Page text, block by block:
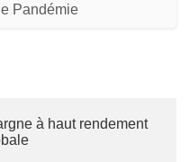
Pandémie
à haut rendement